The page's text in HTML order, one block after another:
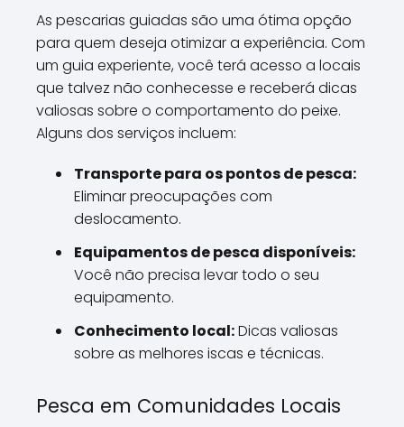
As pescarias guiadas são uma ótima opção
para quem deseja otimizar a experiência. Com
um guia experiente, você terá acesso a locais
que talvez não conhecesse e receberá dicas
valiosas sobre o comportamento do peixe.
Alguns dos serviços incluem:
Transporte para os pontos de pesca:
Eliminar preocupações com
deslocamento.
Equipamentos de pesca disponíveis:
Você não precisa levar todo o seu
equipamento.
Conhecimento local:Dicas valiosas
sobre as melhores iscas e técnicas.
Pesca em Comunidades Locais